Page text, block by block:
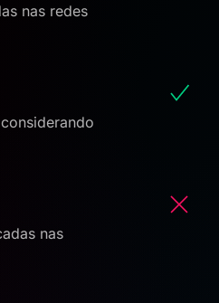
nas redes
nas